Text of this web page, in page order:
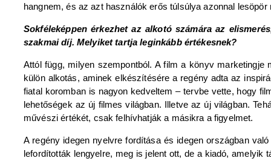
hangnem, és az azt használók erős túlsúlya azonnal
Sokféleképpen érkezhet az alkotó számára az
szakmai díj. Melyiket tartja leginkább értékesnek?
Attól függ, milyen szempontból. A film a könyv
külön alkotás, aminek elkészítésére a regény adta az
fiatal koromban is nagyon kedveltem – tervbe vette, hogy
lehetőségek az új filmes világban. Illetve az új világban.
művészi értékét, csak felhívhatják a másikra a figyelmet.
A regény idegen nyelvre fordítása és idegen országban
lefordították lengyelre, meg is jelent ott, de a kiadó,